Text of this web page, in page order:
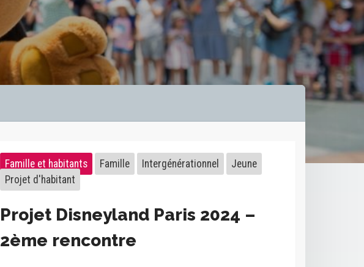
Famille et habitants Famille Intergénérationnel
Jeune
Projet d'habitant
Projet Disneyland Paris 2024 –
2ème rencontre